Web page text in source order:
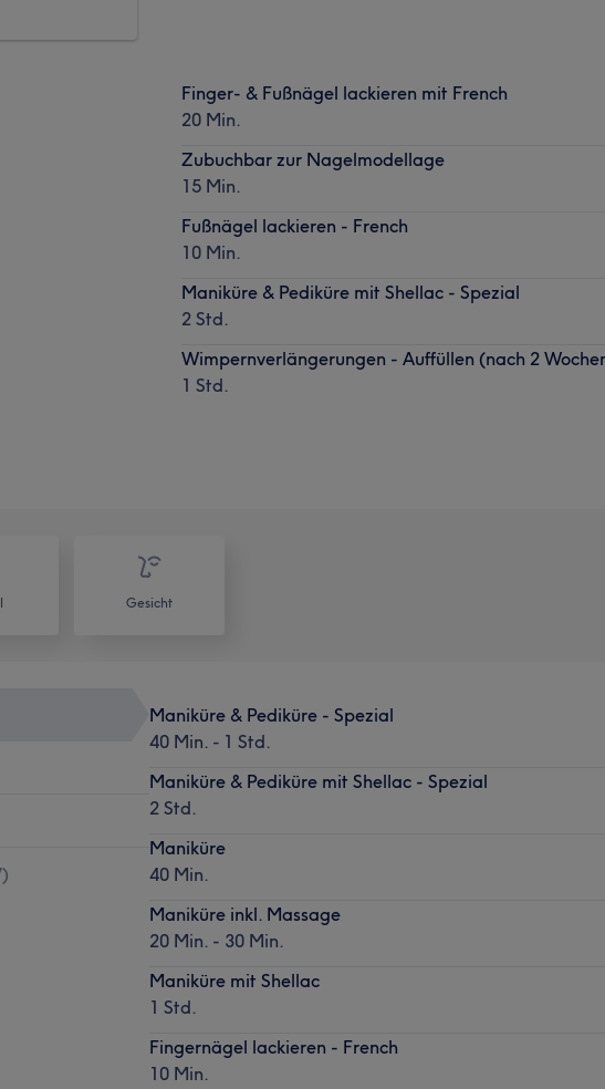
Finger- & Fußnägel lackieren mit French
20 Min.
Zubuchbar zur Nagelmodellage
15 Min.
Fußnägel lackieren - French
10 Min.
Maniküre & Pediküre mit Shellac - Spezial
2 Std.
Wimpernverlängerungen - Auffüllen (nach 2
1 Std.
Gesicht
)
Maniküre & Pediküre - Spezial
40 Min. - 1 Std.
Maniküre & Pediküre mit Shellac - Spezial
2 Std.
Maniküre
40 Min.
Maniküre inkl. Massage
20 Min. - 30 Min.
Maniküre mit Shellac
1 Std.
Fingernägel lackieren - French
10 Min.